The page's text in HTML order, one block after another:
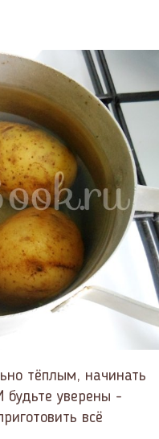
тёплым, начинать
будьте уверены -
всё